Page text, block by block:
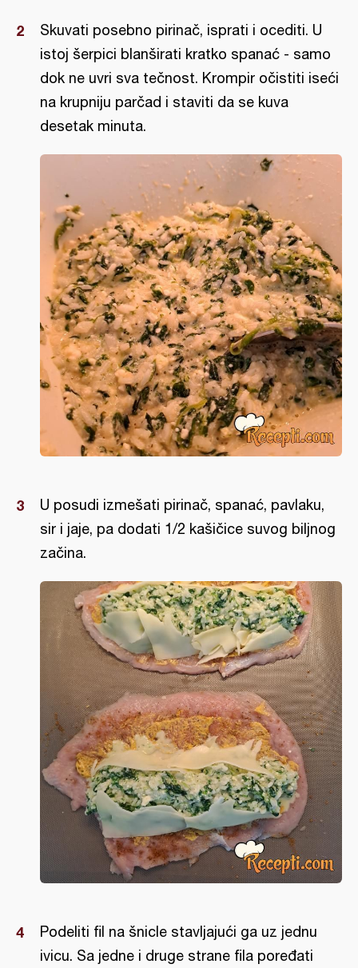
Skuvati posebno pirinač, isprati i ocediti. U
istoj šerpici blanširati kratko spanać - samo
dok ne uvri sva tečnost. Krompir očistiti iseći
na krupniju parčad i staviti da se kuva
desetak minuta.
U posudi izmešati pirinač, spanać, pavlaku,
sir i jaje, pa dodati 1/2 kašičice suvog biljnog
začina.
Podeliti fil na šnicle stavljajući ga uz jednu
ivicu. Sa jedne i druge strane fila poređati